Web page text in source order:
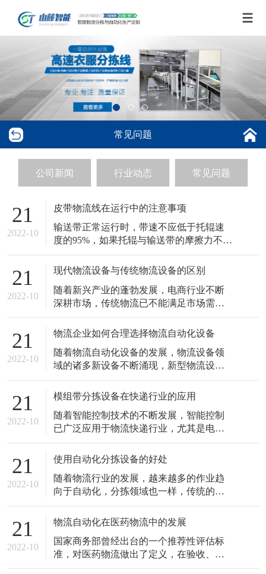
常见问题
公司新闻 行业动态 常见问题
21
2022-10
皮带物流线在运行中的注意事项
输送带正常运行时，带速不应低于托辊速
度的95%，如果托辊与输送带的摩擦力不
够，输送带容易打滑。托辊与输送带摩擦
[…]
21
2022-10
现代物流设备与传统物流设备的区别
随着新兴产业的蓬勃发展，电商行业不断
深耕市场，传统物流已不能满足市场需
求，因此，物流行业对设备机械化、自动
化的 […]
21
2022-10
物流企业如何合理选择物流自动化设备
随着物流自动化设备的发展，物流设备领
域的诸多新设备不断涌现，新型物流设备
的兴起，大大降低了劳动者的劳动强度，
对 […]
21
2022-10
模组带分拣设备在快递行业的应用
随着智能控制技术的不断发展，智能控制
已广泛应用于物流快递行业，尤其​​是电子
商务物流。传统的物流作业处理方式已 […]
21
2022-10
使用自动化分拣设备的好处
随着物流行业的发展，越来越多的作业趋
向于自动化，分拣领域也一样，传统的人
工逐渐被设备替代。大家多少会有一些好
奇 […]
21
2022-10
物流自动化在医药物流中的发展
国家商务部曾经出台的一个推荐性评估标
准，对医药物流做出了定义，在验收、存
储、分拣、配送等环节都提出了高要求。